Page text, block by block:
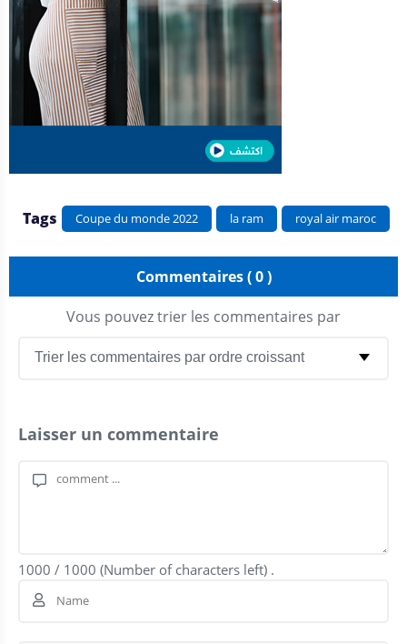
Tags Coupe du monde 2022 la ram royal air maroc
Commentaires ( 0 )
Vous pouvez trier les commentaires par
Laisser un commentaire
1000 / 1000 (Number of characters left) .